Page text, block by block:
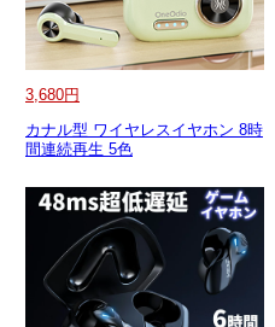
3,680円
カナル型 ワイヤレスイヤホン 8時
間連続再生 5色